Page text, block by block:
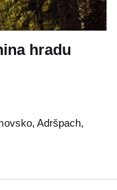
hradu
, Adršpach,